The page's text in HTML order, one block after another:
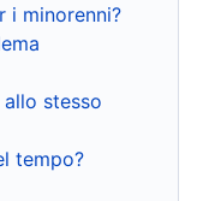
i minorenni?
stesso
tempo?